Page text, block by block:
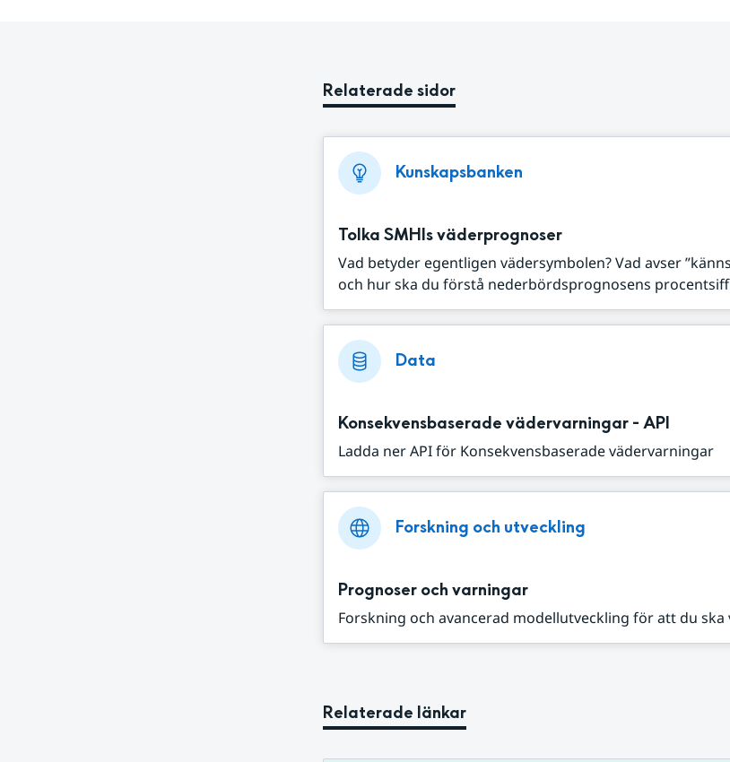
Relaterade sidor
Kunskapsbanken
Tolka SMHIs väderprognoser
Vad betyder egentligen vädersymbolen? Vad avser
och hur ska du förstå nederbördsprognosens
Data
Konsekvensbaserade vädervarningar - API
Ladda ner API för Konsekvensbaserade vädervarningar
Forskning och utveckling
Prognoser och varningar
Forskning och avancerad modellutveckling för att du ska
Relaterade länkar